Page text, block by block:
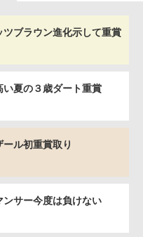
ツブラウン進化示して重賞
い夏の３歳ダート重賞
ール初重賞取り
ンサー今度は負けない